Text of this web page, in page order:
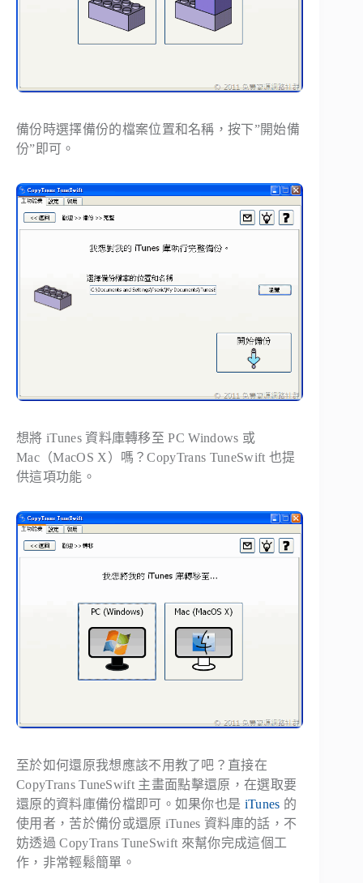
備份時選擇備份的檔案位置和名稱，按下”開始備
份”即可。
想將 iTunes 資料庫轉移至 PC Windows 或
Mac（MacOS X）嗎？CopyTrans TuneSwift 也提
供這項功能。
至於如何還原我想應該不用教了吧？直接在
CopyTrans TuneSwift 主畫面點擊還原，在選取要
還原的資料庫備份檔即可。如果你也是 iTunes 的
使用者，苦於備份或還原 iTunes 資料庫的話，不
妨透過 CopyTrans TuneSwift 來幫你完成這個工
作，非常輕鬆簡單。